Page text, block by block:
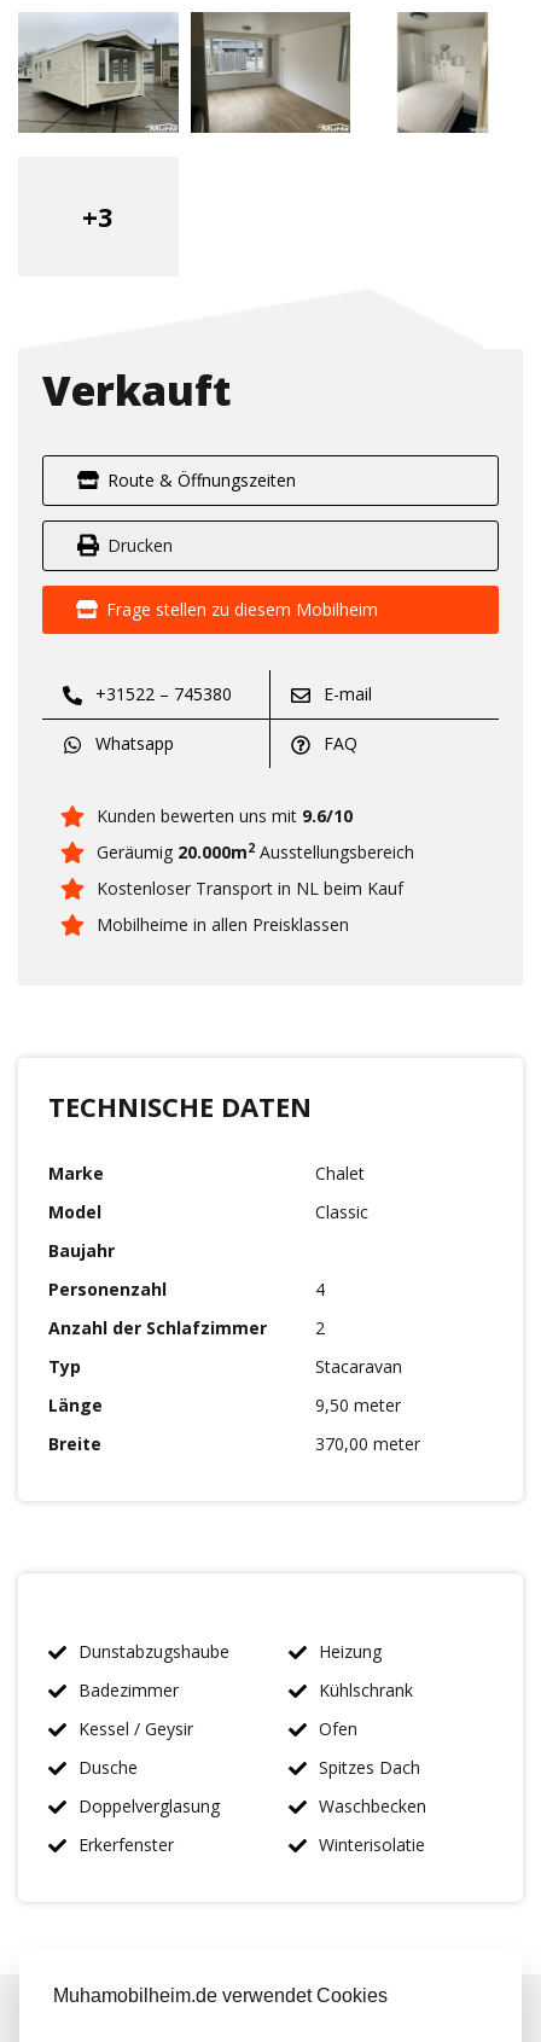
+3
Verkauft
Route & Öffnungszeiten
Drucken
Frage stellen zu diesem Mobilheim
+31522 – 745380 E-mail
Whatsapp FAQ
Kunden bewerten uns mit 9.6/10
Geräumig 20.000m2 Ausstellungsbereich
Kostenloser Transport in NL beim Kauf
Mobilheime in allen Preisklassen
TECHNISCHE DATEN
Marke
Chalet
Model
Classic
Baujahr
Personenzahl
4
Anzahl der Schlafzimmer
2
Typ
Stacaravan
Länge
9,50 meter
Breite
370,00 meter
Dunstabzugshaube
Badezimmer
Kessel / Geysir
Dusche
Doppelverglasung
Erkerfenster
Heizung
Kühlschrank
Ofen
Spitzes Dach
Waschbecken
Winterisolatie
Muhamobilheim.de verwendet Cookies